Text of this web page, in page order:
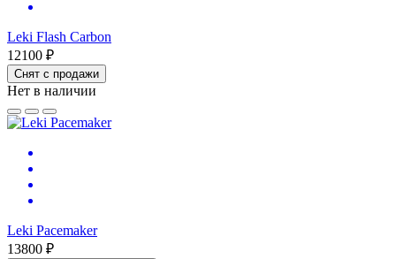
Leki Flash Carbon
12100 ₽
Снят с продажи
Нет в наличии
Leki Pacemaker
13800 ₽